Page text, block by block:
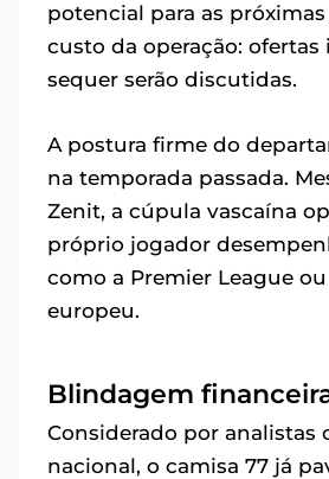
potencial para as
custo da operação:
sequer serão discutidas.
A postura firme do
na temporada passada.
Zenit, a cúpula vascaína
próprio jogador
como a Premier League
europeu.
Blindagem
Considerado por
nacional, o camisa 77 já